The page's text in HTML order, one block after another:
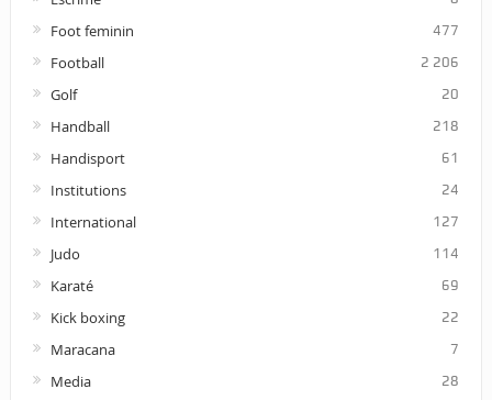
Foot feminin 477
Football 2 206
Golf 20
Handball 218
Handisport 61
Institutions 24
International 127
Judo 114
Karaté 69
Kick boxing 22
Maracana 7
Media 28